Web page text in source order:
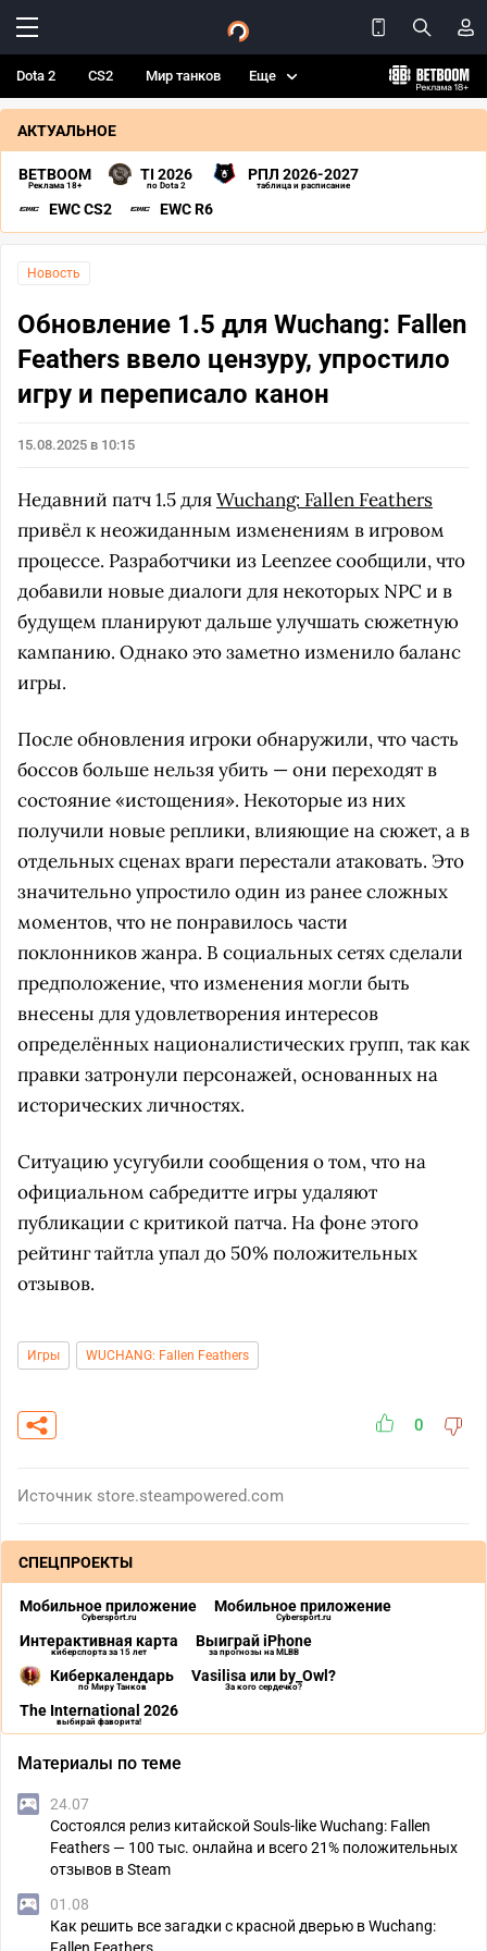
Dota 2 CS2 Мир танков Еще
АКТУАЛЬНОЕ
BETBOOM
Реклама 18+
TI 2026
по Dota 2
РПЛ 2026-2027
таблица и расписание
EWC CS2 EWC R6
Новость
Обновление 1.5 для Wuchang: Fallen
Feathers ввело цензуру, упростило
игру и переписало канон
15.08.2025 в 10:15
Недавний патч 1.5 дляWuchang: Fallen Feathers
привёл к неожиданным изменениям в игровом
процессе. Разработчики из Leenzee сообщили, что
добавили новые диалоги для некоторых NPC и в
будущем планируют дальше улучшать сюжетную
кампанию. Однако это заметно изменило баланс
игры.
После обновления игроки обнаружили, что часть
боссов больше нельзя убить — они переходят в
состояние «истощения». Некоторые из них
получили новые реплики, влияющие на сюжет, а в
отдельных сценах враги перестали атаковать. Это
значительно упростило один из ранее сложных
моментов, что не понравилось части
поклонников жанра. В социальных сетях сделали
предположение, что изменения могли быть
внесены для удовлетворения интересов
определённых националистических групп, так как
правки затронули персонажей, основанных на
исторических личностях.
Ситуацию усугубили сообщения о том, что на
официальном сабредитте игры удаляют
публикации с критикой патча. На фоне этого
рейтинг тайтла упал до 50% положительных
отзывов.
Игры WUCHANG: Fallen Feathers
0
Источник store.steampowered.com
СПЕЦПРОЕКТЫ
Мобильное приложение
Cybersport.ru
Мобильное приложение
Cybersport.ru
Интерактивная карта
киберспорта за 15 лет
Выиграй iPhone
за прогнозы на MLBB
Киберкалендарь
по Миру Танков
Vasilisa или by_Owl?
За кого сердечко?
The International 2026
выбирай фаворита!
Материалы по теме
24.07
Состоялся релиз китайской Souls-like Wuchang: Fallen
Feathers — 100 тыс. онлайна и всего 21% положительных
отзывов в Steam
01.08
Как решить все загадки с красной дверью в Wuchang: